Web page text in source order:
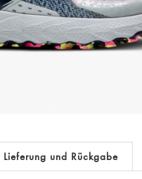
Lieferung und Rückgabe